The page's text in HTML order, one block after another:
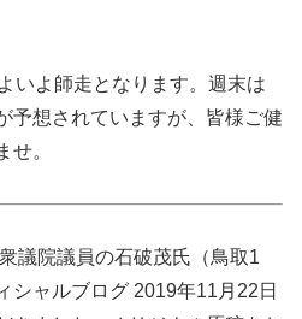
いよ師走となります。週末は
予想されていますが、皆様ご健
せ。
議院議員の石破茂氏（鳥取1
シャルブログ 2019年11月22日